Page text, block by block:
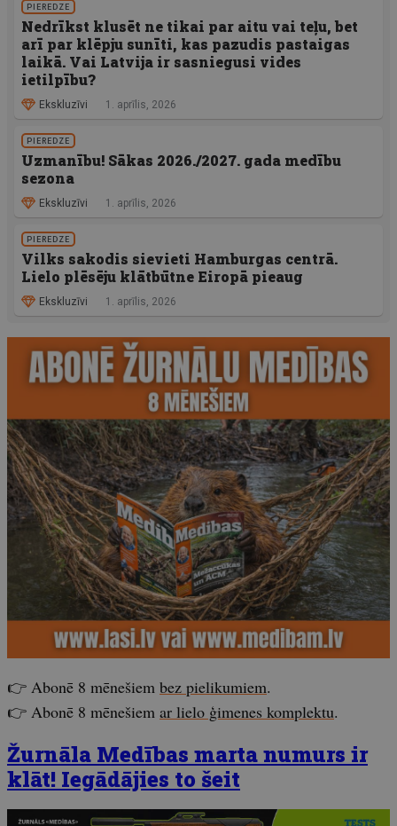
PIEREDZE
Nedrīkst klusēt ne tikai par aitu vai teļu, bet
arī par klēpju sunīti, kas pazudis pastaigas
laikā. Vai Latvija ir sasniegusi vides
ietilpību?
Ekskluzīvi 1. aprīlis, 2026
PIEREDZE
Uzmanību! Sākas 2026./2027. gada medību
sezona
Ekskluzīvi 1. aprīlis, 2026
PIEREDZE
Vilks sakodis sievieti Hamburgas centrā.
Lielo plēsēju klātbūtne Eiropā pieaug
Ekskluzīvi 1. aprīlis, 2026
👉 Abonē 8 mēnešiem bez pielikumiem.
👉 Abonē 8 mēnešiem ar lielo ģimenes komplektu.
Žurnāla Medības marta numurs ir
klāt! Iegādājies to šeit